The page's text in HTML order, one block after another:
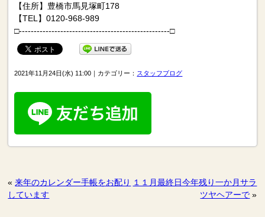
【住所】豊橋市馬見塚町178
【TEL】0120-968-989
□---------------------------------------------------□
2021年11月24日(水) 11:00｜カテゴリー： スタッフブログ
«来年のカレンダー手帳をお配り
しています
１１月最終日今年残り一か月サラ
ツヤヘアーで »